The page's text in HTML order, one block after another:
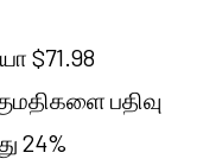
$71.98
பதிவு
24%